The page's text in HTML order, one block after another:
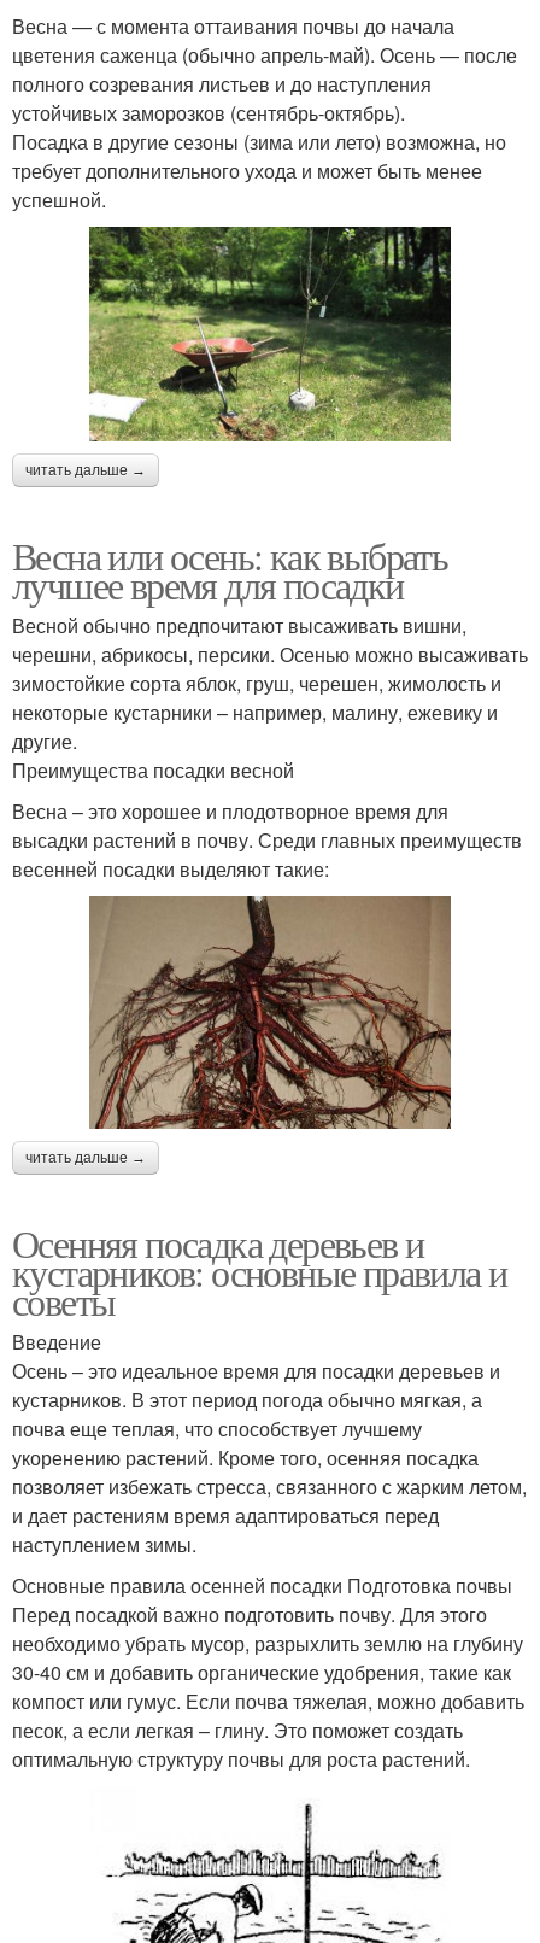
Весна — с момента оттаивания почвы до начала
цветения саженца (обычно апрель-май). Осень — после
полного созревания листьев и до наступления
устойчивых заморозков (сентябрь-октябрь).
Посадка в другие сезоны (зима или лето) возможна, но
требует дополнительного ухода и может быть менее
успешной.
читать дальше →
Весна или осень: как выбрать
лучшее время для посадки
Весной обычно предпочитают высаживать вишни,
черешни, абрикосы, персики. Осенью можно высаживать
зимостойкие сорта яблок, груш, черешен, жимолость и
некоторые кустарники – например, малину, ежевику и
другие.
Преимущества посадки весной
Весна – это хорошее и плодотворное время для
высадки растений в почву. Среди главных преимуществ
весенней посадки выделяют такие:
читать дальше →
Осенняя посадка деревьев и
кустарников: основные правила и
советы
Введение
Осень – это идеальное время для посадки деревьев и
кустарников. В этот период погода обычно мягкая, а
почва еще теплая, что способствует лучшему
укоренению растений. Кроме того, осенняя посадка
позволяет избежать стресса, связанного с жарким летом,
и дает растениям время адаптироваться перед
наступлением зимы.
Основные правила осенней посадки Подготовка почвы
Перед посадкой важно подготовить почву. Для этого
необходимо убрать мусор, разрыхлить землю на глубину
30-40 см и добавить органические удобрения, такие как
компост или гумус. Если почва тяжелая, можно добавить
песок, а если легкая – глину. Это поможет создать
оптимальную структуру почвы для роста растений.